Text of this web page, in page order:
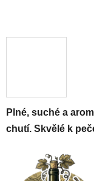
Plné, suché a
chutí. Skvělé k